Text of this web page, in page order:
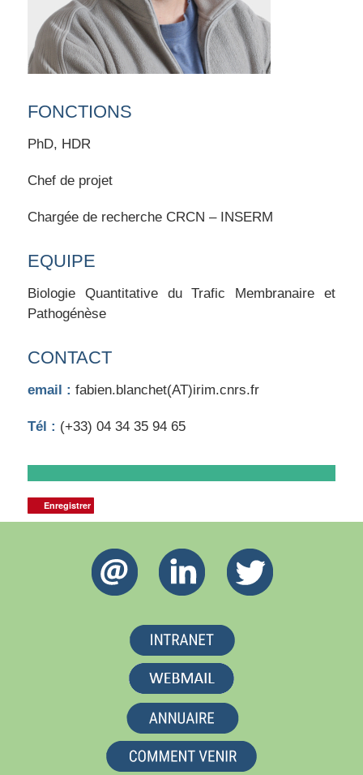
FONCTIONS
PhD, HDR
Chef de projet
Chargée de recherche CRCN – INSERM
EQUIPE
Biologie Quantitative du Trafic Membranaire et
Pathogénèse
CONTACT
email : fabien.blanchet(AT)irim.cnrs.fr
Tél : (+33) 04 34 35 94 65
Enregistrer
Enregistrer
Enregistrer
Enregistrer